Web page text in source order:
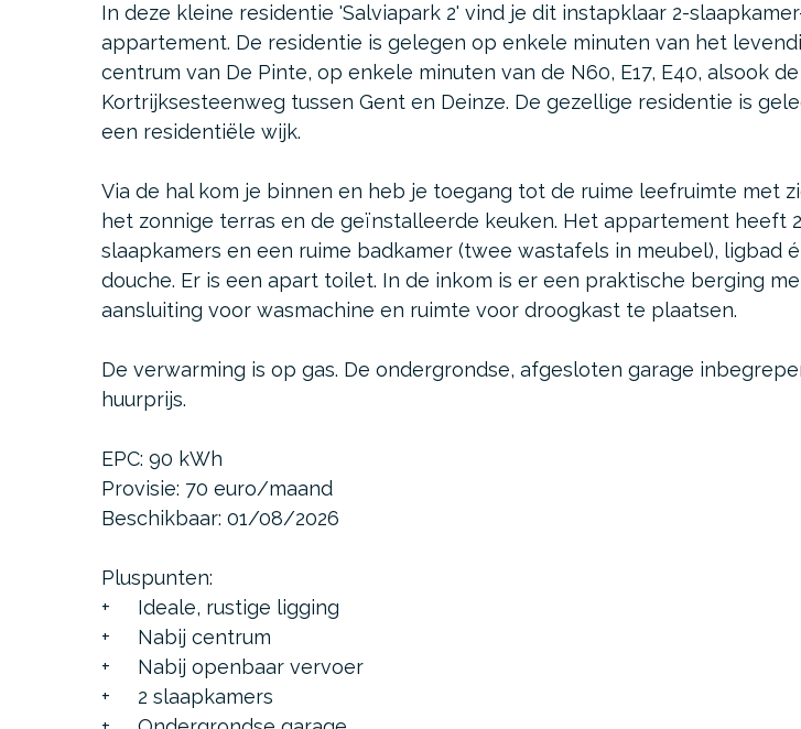
In deze kleine residentie 'Salviapark 2' vind je dit instapklaar 2-
appartement. De residentie is gelegen op enkele minuten van het
centrum van De Pinte, op enkele minuten van de N60, E17, E40, alsook de
Kortrijksesteenweg tussen Gent en Deinze. De gezellige residentie is
een residentiële wijk.
Via de hal kom je binnen en heb je toegang tot de ruime leefruimte met
het zonnige terras en de geïnstalleerde keuken. Het appartement heeft
slaapkamers en een ruime badkamer (twee wastafels in meubel), ligbad
douche. Er is een apart toilet. In de inkom is er een praktische berging
aansluiting voor wasmachine en ruimte voor droogkast te plaatsen.
De verwarming is op gas. De ondergrondse, afgesloten garage
huurprijs.
EPC: 90 kWh
Provisie: 70 euro/maand
Beschikbaar: 01/08/2026
Pluspunten:
+ Ideale, rustige ligging
+ Nabij centrum
+ Nabij openbaar vervoer
+ 2 slaapkamers